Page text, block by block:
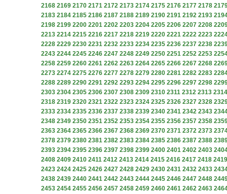
2168 2169 2170 2171 2172 2173 2174 2175 2176 2177 2178
2183 2184 2185 2186 2187 2188 2189 2190 2191 2192 2193
2198 2199 2200 2201 2202 2203 2204 2205 2206 2207 2208
2213 2214 2215 2216 2217 2218 2219 2220 2221 2222 2223
2228 2229 2230 2231 2232 2233 2234 2235 2236 2237 2238
2243 2244 2245 2246 2247 2248 2249 2250 2251 2252 2253
2258 2259 2260 2261 2262 2263 2264 2265 2266 2267 2268
2273 2274 2275 2276 2277 2278 2279 2280 2281 2282 2283
2288 2289 2290 2291 2292 2293 2294 2295 2296 2297 2298
2303 2304 2305 2306 2307 2308 2309 2310 2311 2312 2313 2314
2318 2319 2320 2321 2322 2323 2324 2325 2326 2327 2328
2333 2334 2335 2336 2337 2338 2339 2340 2341 2342 2343
2348 2349 2350 2351 2352 2353 2354 2355 2356 2357 2358
2363 2364 2365 2366 2367 2368 2369 2370 2371 2372 2373
2378 2379 2380 2381 2382 2383 2384 2385 2386 2387 2388
2393 2394 2395 2396 2397 2398 2399 2400 2401 2402 2403
2408 2409 2410 2411 2412 2413 2414 2415 2416 2417 2418 2419
2423 2424 2425 2426 2427 2428 2429 2430 2431 2432 2433
2438 2439 2440 2441 2442 2443 2444 2445 2446 2447 2448
2453 2454 2455 2456 2457 2458 2459 2460 2461 2462 2463